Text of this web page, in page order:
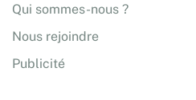
Qui sommes-nous ?
Nous rejoindre
Publicité